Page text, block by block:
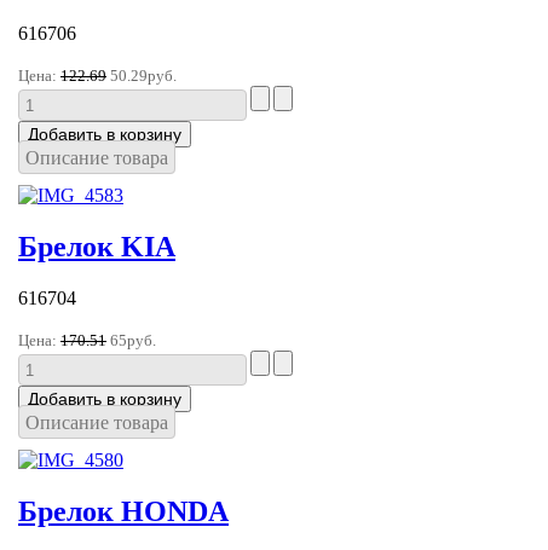
616706
Цена: 122.69 50.29руб.
Описание товара
Брелок KIA
616704
Цена: 170.51 65руб.
Описание товара
Брелок HONDA